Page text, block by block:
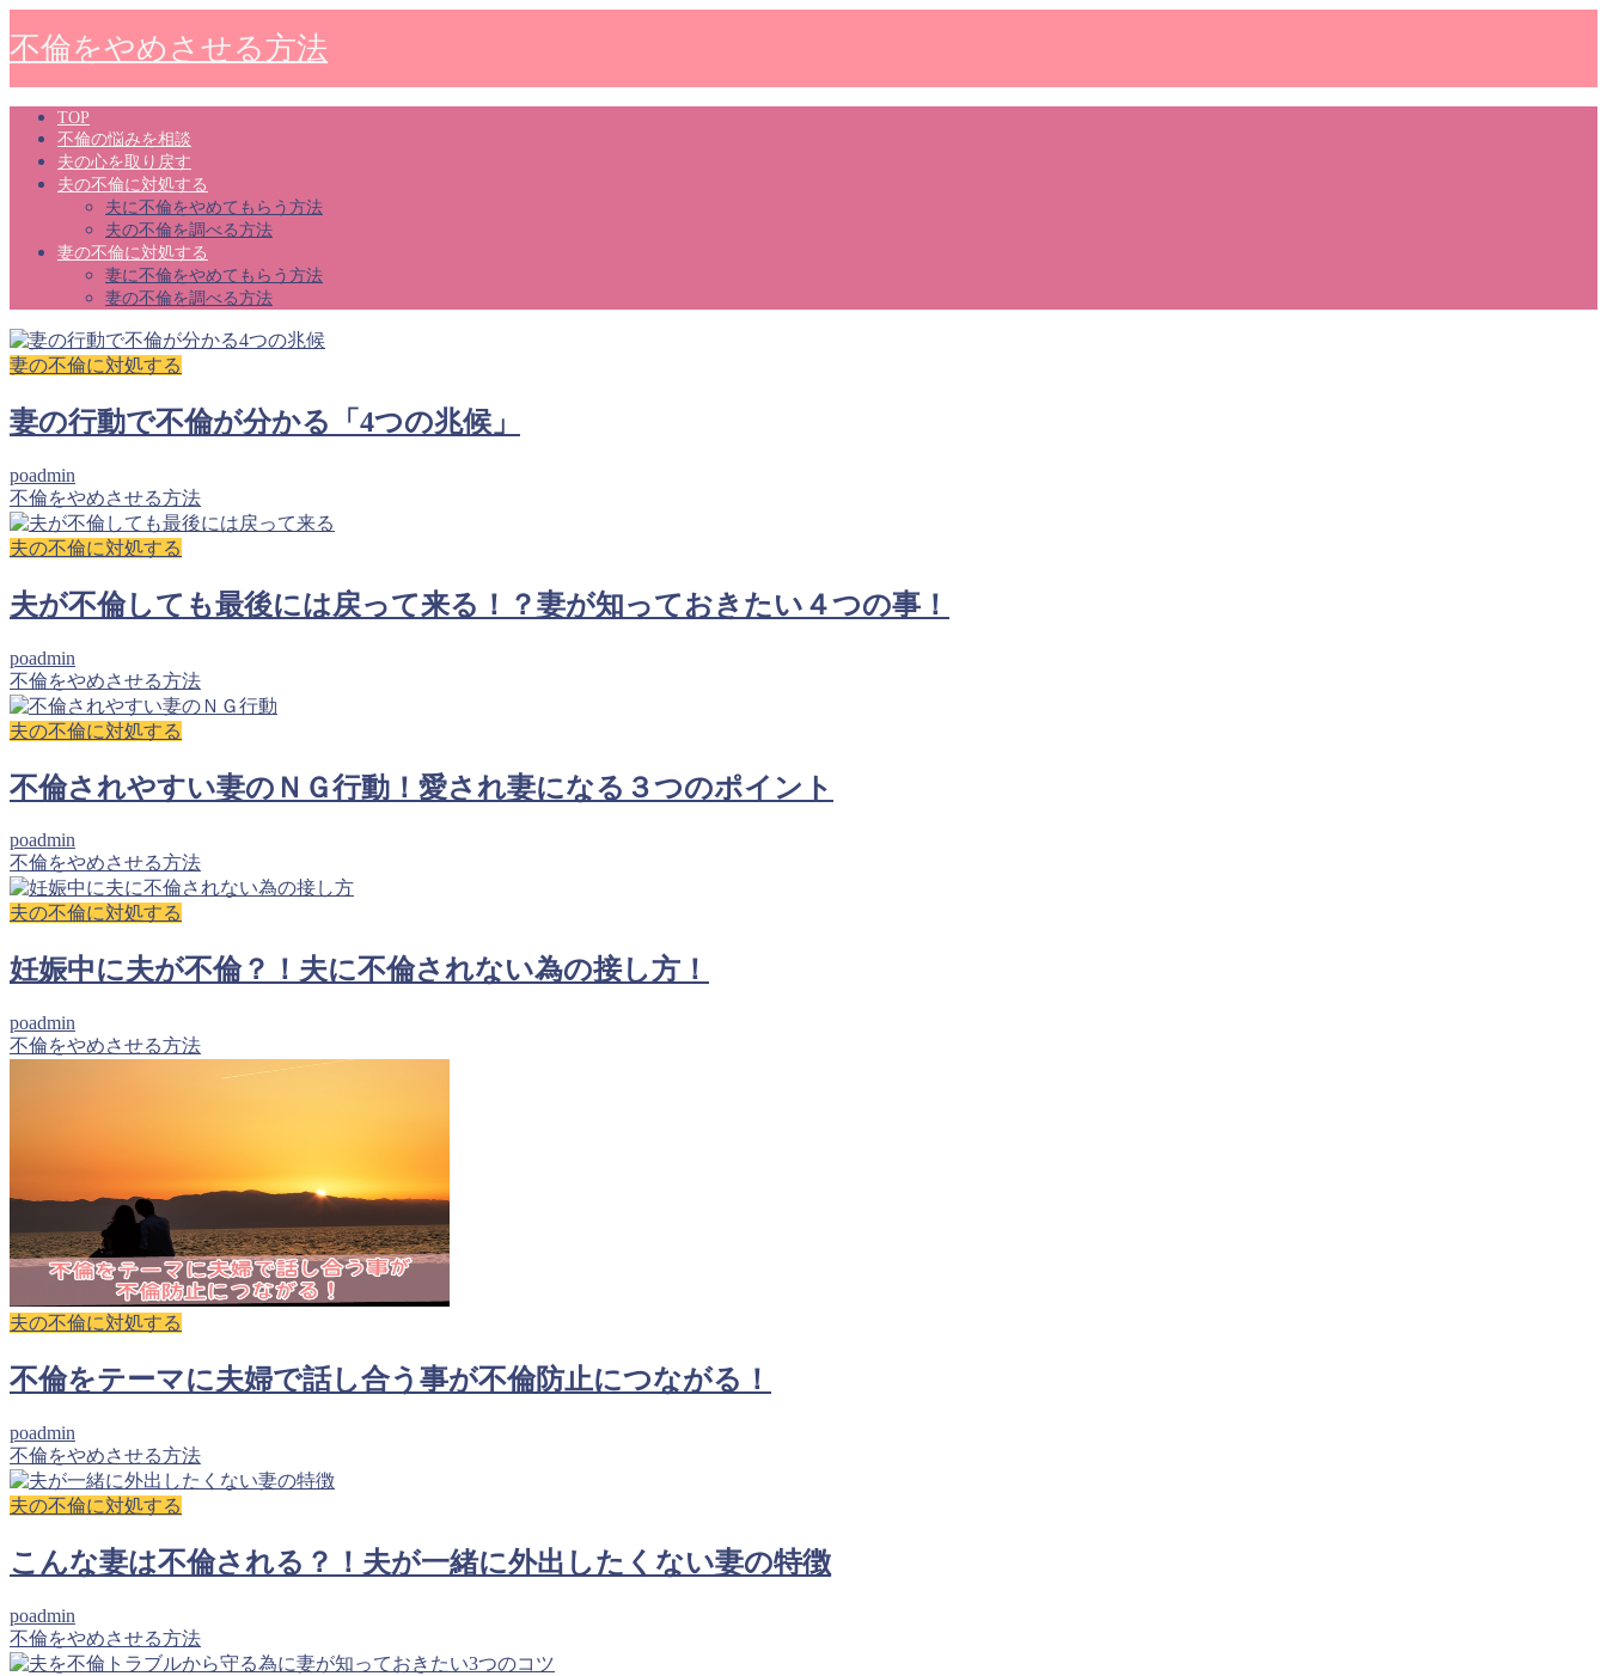
不倫をやめさせる方法
TOP
不倫の悩みを相談
夫の心を取り戻す
夫の不倫に対処する
夫に不倫をやめてもらう方法
夫の不倫を調べる方法
妻の不倫に対処する
妻に不倫をやめてもらう方法
妻の不倫を調べる方法
妻の不倫に対処する
妻の行動で不倫が分かる「4つの兆候」
poadmin
不倫をやめさせる方法
夫の不倫に対処する
夫が不倫しても最後には戻って来る！？妻が知っておきたい４つの事！
poadmin
不倫をやめさせる方法
夫の不倫に対処する
不倫されやすい妻のＮＧ行動！愛され妻になる３つのポイント
poadmin
不倫をやめさせる方法
夫の不倫に対処する
妊娠中に夫が不倫？！夫に不倫されない為の接し方！
poadmin
不倫をやめさせる方法
夫の不倫に対処する
不倫をテーマに夫婦で話し合う事が不倫防止につながる！
poadmin
不倫をやめさせる方法
夫の不倫に対処する
こんな妻は不倫される？！夫が一緒に外出したくない妻の特徴
poadmin
不倫をやめさせる方法